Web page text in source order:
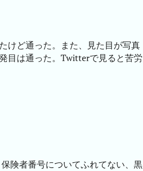
けど通った。また、見た目が写真
目は通った。Twitterで見ると苦労
険者番号についてふれてない、黒